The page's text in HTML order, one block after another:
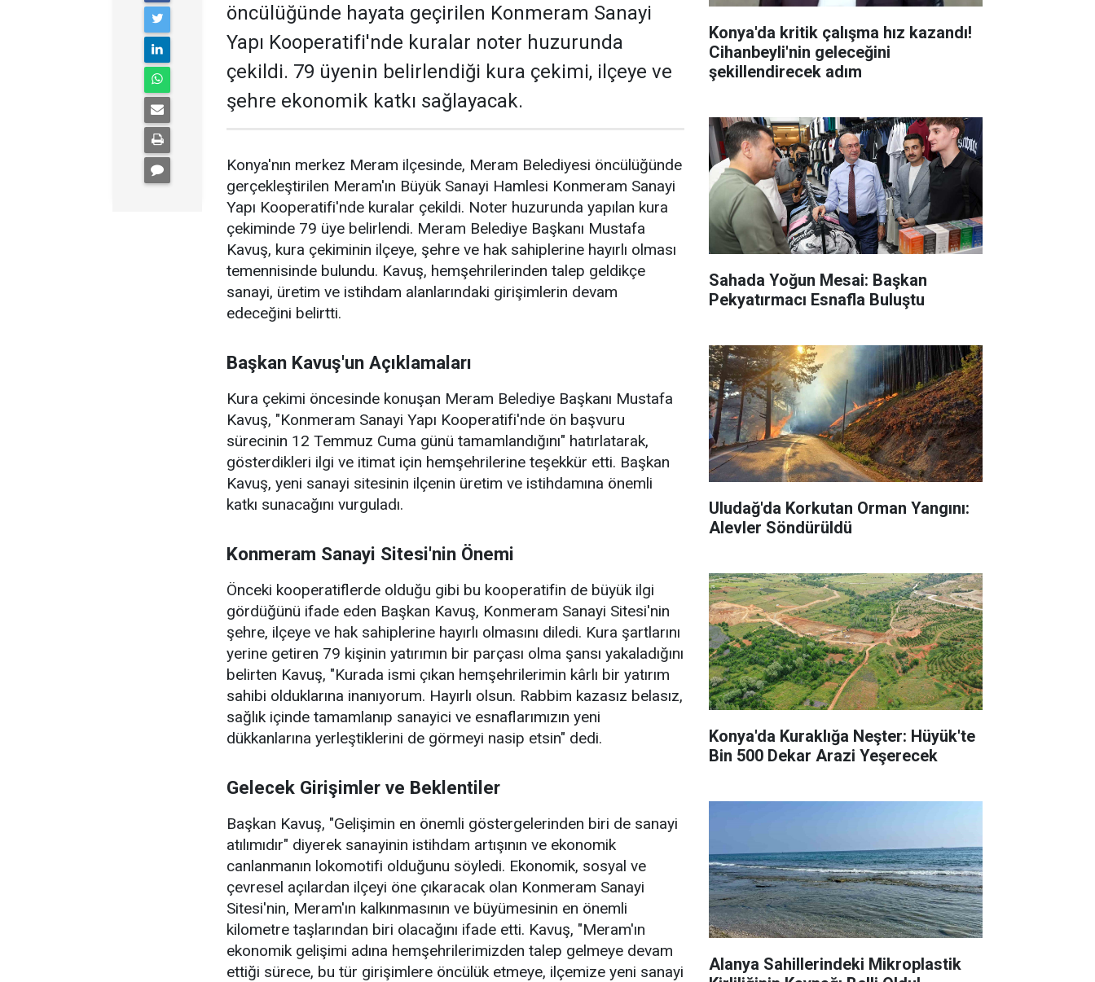
öncülüğünde hayata geçirilen Konmeram Sanayi
Yapı Kooperatifi'nde kuralar noter huzurunda
çekildi. 79 üyenin belirlendiği kura çekimi, ilçeye ve
şehre ekonomik katkı sağlayacak.
Konya'nın merkez Meram ilçesinde, Meram Belediyesi öncülüğünde
gerçekleştirilen Meram'ın Büyük Sanayi Hamlesi Konmeram Sanayi
Yapı Kooperatifi'nde kuralar çekildi. Noter huzurunda yapılan kura
çekiminde 79 üye belirlendi. Meram Belediye Başkanı Mustafa
Kavuş, kura çekiminin ilçeye, şehre ve hak sahiplerine hayırlı olması
temennisinde bulundu. Kavuş, hemşehrilerinden talep geldikçe
sanayi, üretim ve istihdam alanlarındaki girişimlerin devam
edeceğini belirtti.
Başkan Kavuş'un Açıklamaları
Kura çekimi öncesinde konuşan Meram Belediye Başkanı Mustafa
Kavuş, "Konmeram Sanayi Yapı Kooperatifi'nde ön başvuru
sürecinin 12 Temmuz Cuma günü tamamlandığını" hatırlatarak,
gösterdikleri ilgi ve itimat için hemşehrilerine teşekkür etti. Başkan
Kavuş, yeni sanayi sitesinin ilçenin üretim ve istihdamına önemli
katkı sunacağını vurguladı.
Konmeram Sanayi Sitesi'nin Önemi
Önceki kooperatiflerde olduğu gibi bu kooperatifin de büyük ilgi
gördüğünü ifade eden Başkan Kavuş, Konmeram Sanayi Sitesi'nin
şehre, ilçeye ve hak sahiplerine hayırlı olmasını diledi. Kura şartlarını
yerine getiren 79 kişinin yatırımın bir parçası olma şansı yakaladığını
belirten Kavuş, "Kurada ismi çıkan hemşehrilerimin kârlı bir yatırım
sahibi olduklarına inanıyorum. Hayırlı olsun. Rabbim kazasız belasız,
sağlık içinde tamamlanıp sanayici ve esnaflarımızın yeni
dükkanlarına yerleştiklerini de görmeyi nasip etsin" dedi.
Gelecek Girişimler ve Beklentiler
Başkan Kavuş, "Gelişimin en önemli göstergelerinden biri de sanayi
atılımıdır" diyerek sanayinin istihdam artışının ve ekonomik
canlanmanın lokomotifi olduğunu söyledi. Ekonomik, sosyal ve
çevresel açılardan ilçeyi öne çıkaracak olan Konmeram Sanayi
Sitesi'nin, Meram'ın kalkınmasının ve büyümesinin en önemli
kilometre taşlarından biri olacağını ifade etti. Kavuş, "Meram'ın
ekonomik gelişimi adına hemşehrilerimizden talep gelmeye devam
ettiği sürece, bu tür girişimlere öncülük etmeye, ilçemize yeni sanayi
Konya'da kritik çalışma hız kazandı!
Cihanbeyli'nin geleceğini
şekillendirecek adım
Sahada Yoğun Mesai: Başkan
Pekyatırmacı Esnafla Buluştu
Uludağ'da Korkutan Orman Yangını:
Alevler Söndürüldü
Konya'da Kuraklığa Neşter: Hüyük'te
Bin 500 Dekar Arazi Yeşerecek
Alanya Sahillerindeki Mikroplastik